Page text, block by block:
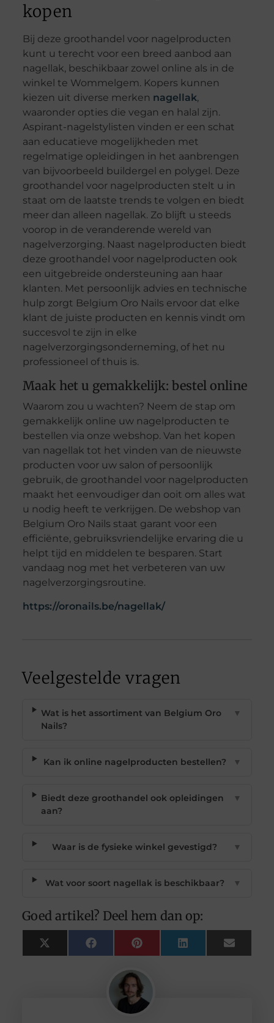
kopen
Bij deze groothandel voor nagelproducten
kunt u terecht voor een breed aanbod aan
nagellak, beschikbaar zowel online als in de
winkel te Wommelgem. Kopers kunnen
kiezen uit diverse merken nagellak,
waaronder opties die vegan en halal zijn.
Aspirant-nagelstylisten vinden er een schat
aan educatieve mogelijkheden met
regelmatige opleidingen in het aanbrengen
van bijvoorbeeld buildergel en polygel. Deze
groothandel voor nagelproducten stelt u in
staat om de laatste trends te volgen en biedt
meer dan alleen nagellak. Zo blijft u steeds
voorop in de veranderende wereld van
nagelverzorging. Naast nagelproducten biedt
deze groothandel voor nagelproducten ook
een uitgebreide ondersteuning aan haar
klanten. Met persoonlijk advies en technische
hulp zorgt Belgium Oro Nails ervoor dat elke
klant de juiste producten en kennis vindt om
succesvol te zijn in elke
nagelverzorgingsonderneming, of het nu
professioneel of thuis is.
Maak het u gemakkelijk: bestel online
Waarom zou u wachten? Neem de stap om
gemakkelijk online uw nagelproducten te
bestellen via onze webshop. Van het kopen
van nagellak tot het vinden van de nieuwste
producten voor uw salon of persoonlijk
gebruik, de groothandel voor nagelproducten
maakt het eenvoudiger dan ooit om alles wat
u nodig heeft te verkrijgen. De webshop van
Belgium Oro Nails staat garant voor een
efficiënte, gebruiksvriendelijke ervaring die u
helpt tijd en middelen te besparen. Start
vandaag nog met het verbeteren van uw
nagelverzorgingsroutine.
https://oronails.be/nagellak/
Veelgestelde vragen
Wat is het assortiment van Belgium Oro
Nails?
▼
Kan ik online nagelproducten bestellen? ▼
Biedt deze groothandel ook opleidingen
aan?
▼
Waar is de fysieke winkel gevestigd? ▼
Wat voor soort nagellak is beschikbaar? ▼
Goed artikel? Deel hem dan op:
X
(Twitter)
FacebookPinterest LinkedIn Email